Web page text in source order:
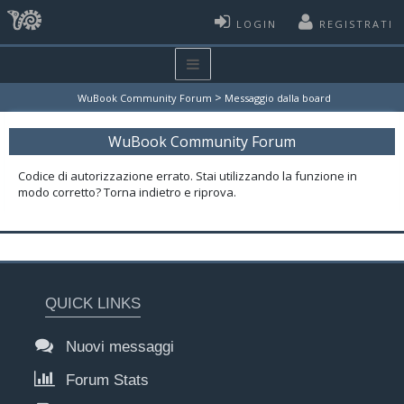
LOGIN REGISTRATI
WuBook Community Forum > Messaggio dalla board
WuBook Community Forum
Codice di autorizzazione errato. Stai utilizzando la funzione in
modo corretto? Torna indietro e riprova.
QUICK LINKS
Nuovi messaggi
Forum Stats